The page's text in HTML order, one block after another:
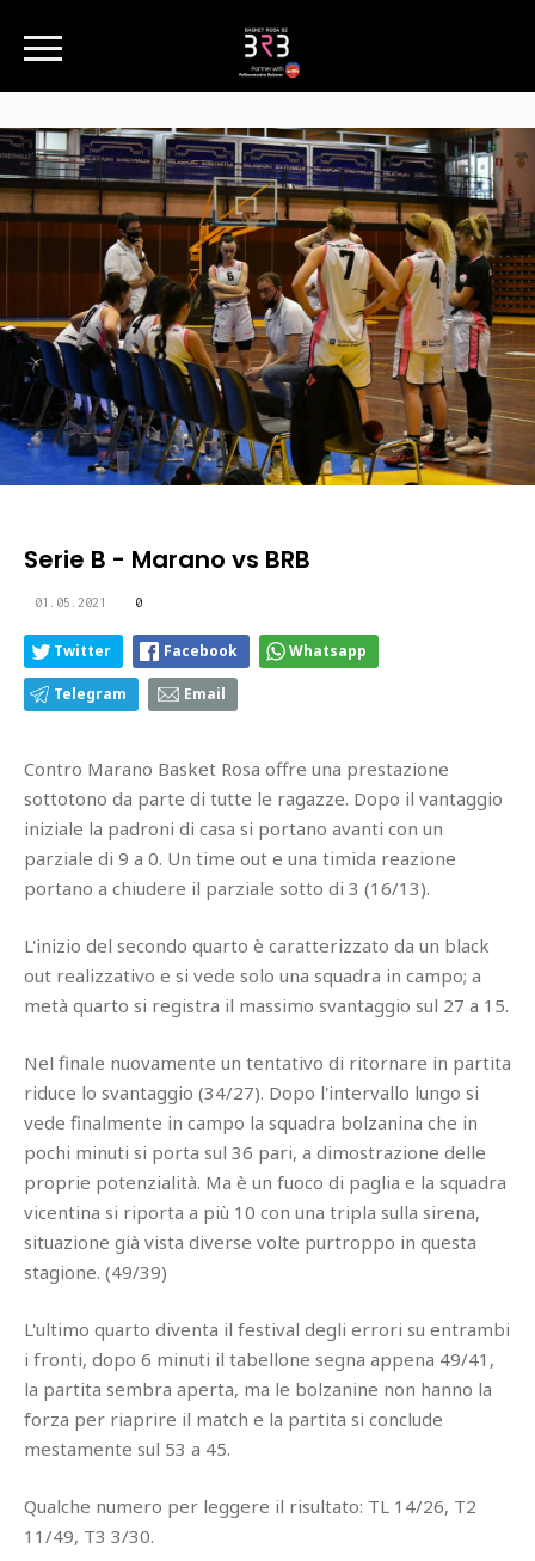
Serie B - Marano vs BRB
01.05.2021 0
Twitter Facebook Whatsapp
Telegram Email
Contro Marano Basket Rosa offre una prestazione
sottotono da parte di tutte le ragazze. Dopo il vantaggio
iniziale la padroni di casa si portano avanti con un
parziale di 9 a 0. Un time out e una timida reazione
portano a chiudere il parziale sotto di 3 (16/13).
L'inizio del secondo quarto è caratterizzato da un black
out realizzativo e si vede solo una squadra in campo; a
metà quarto si registra il massimo svantaggio sul 27 a 15.
Nel finale nuovamente un tentativo di ritornare in partita
riduce lo svantaggio (34/27). Dopo l'intervallo lungo si
vede finalmente in campo la squadra bolzanina che in
pochi minuti si porta sul 36 pari, a dimostrazione delle
proprie potenzialità. Ma è un fuoco di paglia e la squadra
vicentina si riporta a più 10 con una tripla sulla sirena,
situazione già vista diverse volte purtroppo in questa
stagione. (49/39)
L'ultimo quarto diventa il festival degli errori su entrambi
i fronti, dopo 6 minuti il tabellone segna appena 49/41,
la partita sembra aperta, ma le bolzanine non hanno la
forza per riaprire il match e la partita si conclude
mestamente sul 53 a 45.
Qualche numero per leggere il risultato: TL 14/26, T2
11/49, T3 3/30.